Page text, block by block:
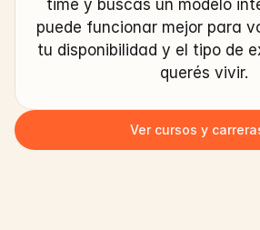
time y buscás un modelo
puede funcionar mejor para
tu disponibilidad y el tipo de
querés vivir.
Ver cursos y